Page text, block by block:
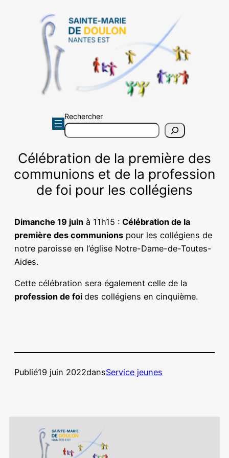
Rechercher
Célébration de la première des
communions et de la profession
de foi pour les collégiens
Dimanche 19 juin à 11h15 : Célébration de la
première des communions pour les collégiens de
notre paroisse en l’église Notre-Dame-de-Toutes-
Aides.
Cette célébration sera également celle de la
profession de foi des collégiens en cinquième.
Publié19 juin 2022dansService jeunes